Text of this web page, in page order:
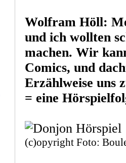
Wolfram Höll:
und ich wollten
machen. Wir
Comics, und
Erzählweise uns
= eine
(c)opyright Foto: